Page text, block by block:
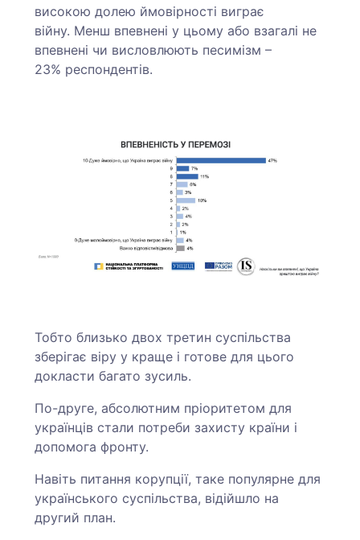
високою долею ймовірності виграє
війну. Менш впевнені у цьому або взагалі не
впевнені чи висловлюють песимізм –
23% респондентів.
Тобто близько двох третин суспільства
зберігає віру у краще і готове для цього
докласти багато зусиль.
По-друге, абсолютним пріоритетом для
українців стали потреби захисту країни і
допомога фронту.
Навіть питання корупції, таке популярне для
українського суспільства, відійшло на
другий план.